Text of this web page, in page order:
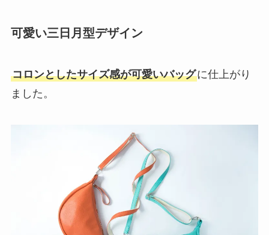
可愛い三日月型デザイン
コロンとしたサイズ感が可愛いバッグに仕上がり
ました。